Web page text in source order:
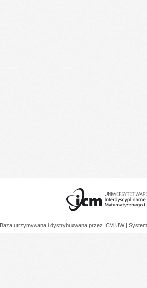
Baza utrzymywana i dystrybuowana przez ICM UW |